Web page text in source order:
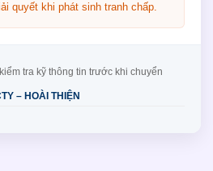
quyết khi phát sinh tranh chấp.
tra kỹ thông tin trước khi chuyển
– HOÀI THIỆN